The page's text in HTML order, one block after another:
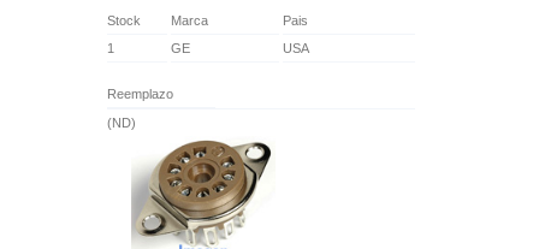
Stock Marca
Pais
1
GE USA
Reemplazo
(ND)